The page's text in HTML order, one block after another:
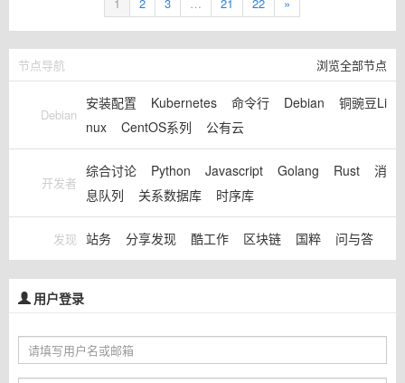
浏览全部节点
节点导航
Debian
安装配置 Kubernetes 命令行 Debian
铜豌豆Li
nux
CentOS系列 公有云
开发者
综合讨论 Python Javascript Golang Rust
消
息队列
关系数据库 时序库
发现 站务 分享发现 酷工作 区块链 国粹 问与答
用户登录